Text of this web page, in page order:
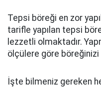
Tepsi böreği en zor
tarifle yapılan tepsi
lezzetli olmaktadır.
ölçülere göre
İşte bilmeniz gereken